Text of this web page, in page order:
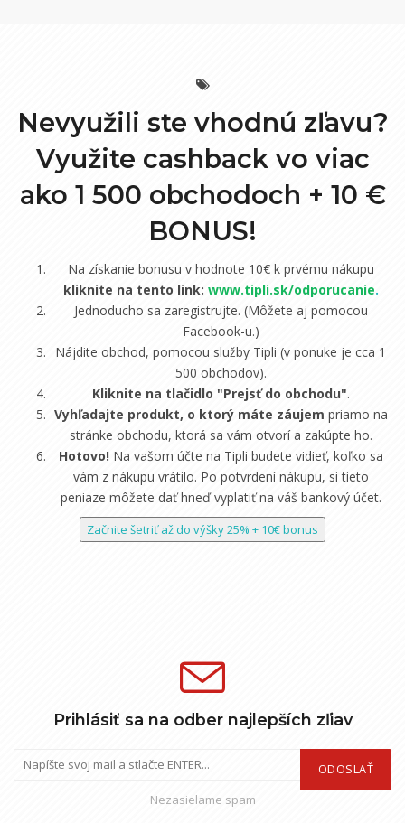
Nevyužili ste vhodnú zľavu?
Využite cashback vo viac
ako 1 500 obchodoch + 10 €
BONUS!
Na získanie bonusu v hodnote 10€ k prvému nákupu
kliknite na tento link: www.tipli.sk/odporucanie.
Jednoducho sa zaregistrujte. (Môžete aj pomocou
Facebook-u.)
Nájdite obchod, pomocou služby Tipli (v ponuke je cca 1
500 obchodov).
Kliknite na tlačidlo "Prejsť do obchodu".
Vyhľadajte produkt, o ktorý máte záujem priamo na
stránke obchodu, ktorá sa vám otvorí a zakúpte ho.
Hotovo! Na vašom účte na Tipli budete vidieť, koľko sa
vám z nákupu vrátilo. Po potvrdení nákupu, si tieto
peniaze môžete dať hneď vyplatiť na váš bankový účet.
Začnite šetriť až do výšky 25% + 10€ bonus
Prihlásiť sa na odber najlepších zľiav
ODOSLAŤ
Nezasielame spam